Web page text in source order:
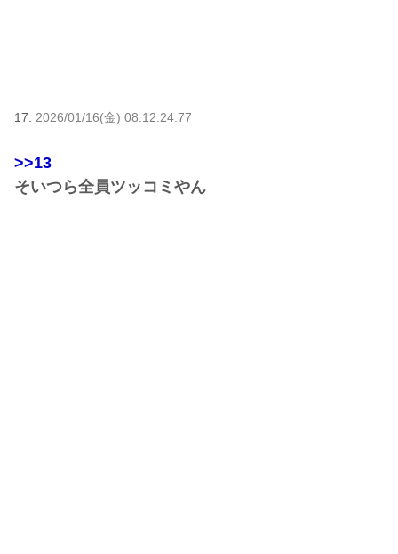
17: 2026/01/16(金) 08:12:24.77
>>13
そいつら全員ツッコミやん